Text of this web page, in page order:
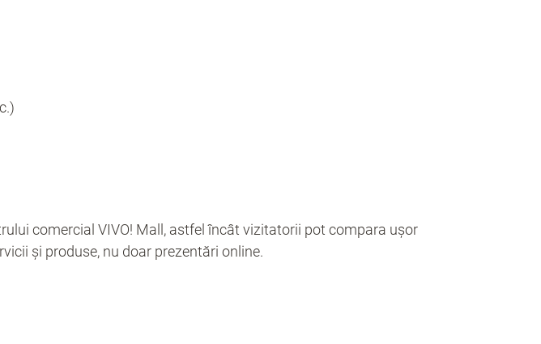
comercial VIVO! Mall, astfel încât vizitatorii pot compara ușor
și produse, nu doar prezentări online.